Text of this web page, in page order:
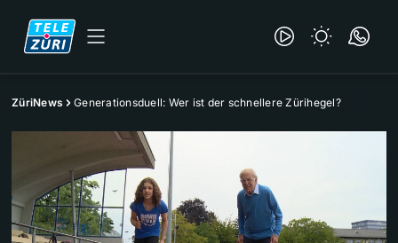
ZüriNews Generationsduell: Wer ist der schnellere Zürihegel?